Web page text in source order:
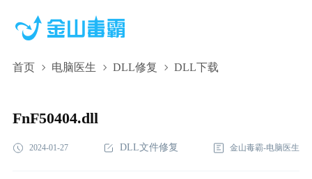
首页 电脑医生 DLL修复 DLL下载
FnF50404.dll,FnF50404.dll下载,FnF50404.dll修复
FnF50404.dll
2024-01-27 DLL文件修复 金山毒霸-电脑医生